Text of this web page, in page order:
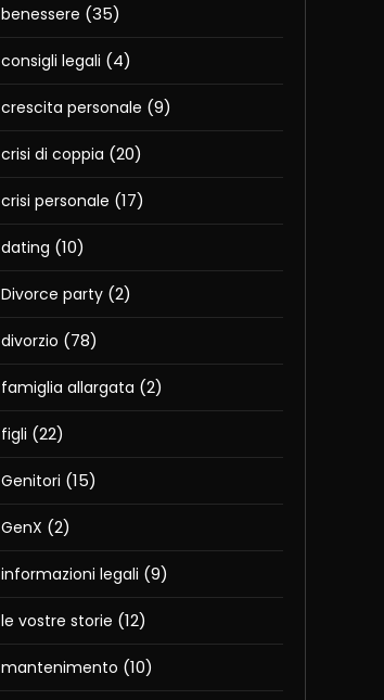
benessere (35)
consigli legali (4)
crescita personale (9)
crisi di coppia (20)
crisi personale (17)
dating (10)
Divorce party (2)
divorzio (78)
famiglia allargata (2)
figli (22)
Genitori (15)
GenX (2)
informazioni legali (9)
le vostre storie (12)
mantenimento (10)